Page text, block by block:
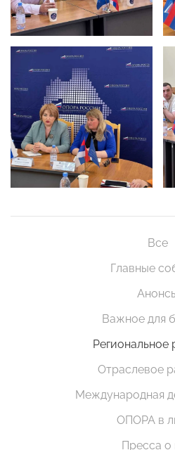
Все
Главные
Важное для
Региональное
Отраслевое
Международная
ОПОРА в
Пресса о